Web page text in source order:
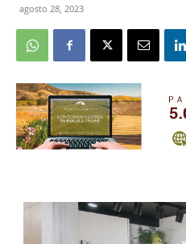
agosto 28, 2023